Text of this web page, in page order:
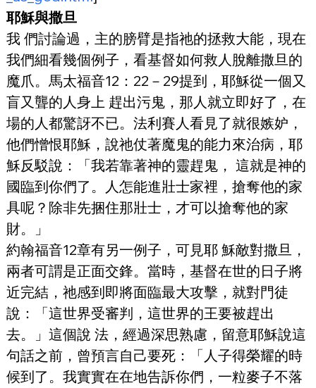
耶穌與撒旦
我 們討論過，主的膀臂是指祂的拯救大能，現在
我們細看幾個例子，看基督如何救人脫離撒旦的
魔爪。馬太福音12：22－29提到，耶穌從一個又
盲又聾的人身上 趕出污鬼，那人就立即好了，在
場的人都驚訝不已。法利賽人看見了就很嫉妒，
他們憎恨耶穌，說祂仗著魔鬼的能力來治病，耶
穌反駁說：「我若靠著神的靈趕鬼， 這就是神的
國臨到你們了。人怎能進壯士家裡，搶奪他的家
具呢？除非先捆住那壯士，才可以搶奪他的家
財。」
約翰福音12章有另一例子，可見耶 穌敵對撒旦，
兩者可謂是正面交鋒。當時，基督在世的日子將
近完結，祂感到即將面臨最大攻擊，就對門徒
說：「這世界受審判，這世界的王要被趕出
去。」這個說 法，經過深思熟慮，留意耶穌說這
句話之前，曾預言自己要死：「人子得榮耀的時
候到了。我實實在在地告訴你們，一粒麥子不落